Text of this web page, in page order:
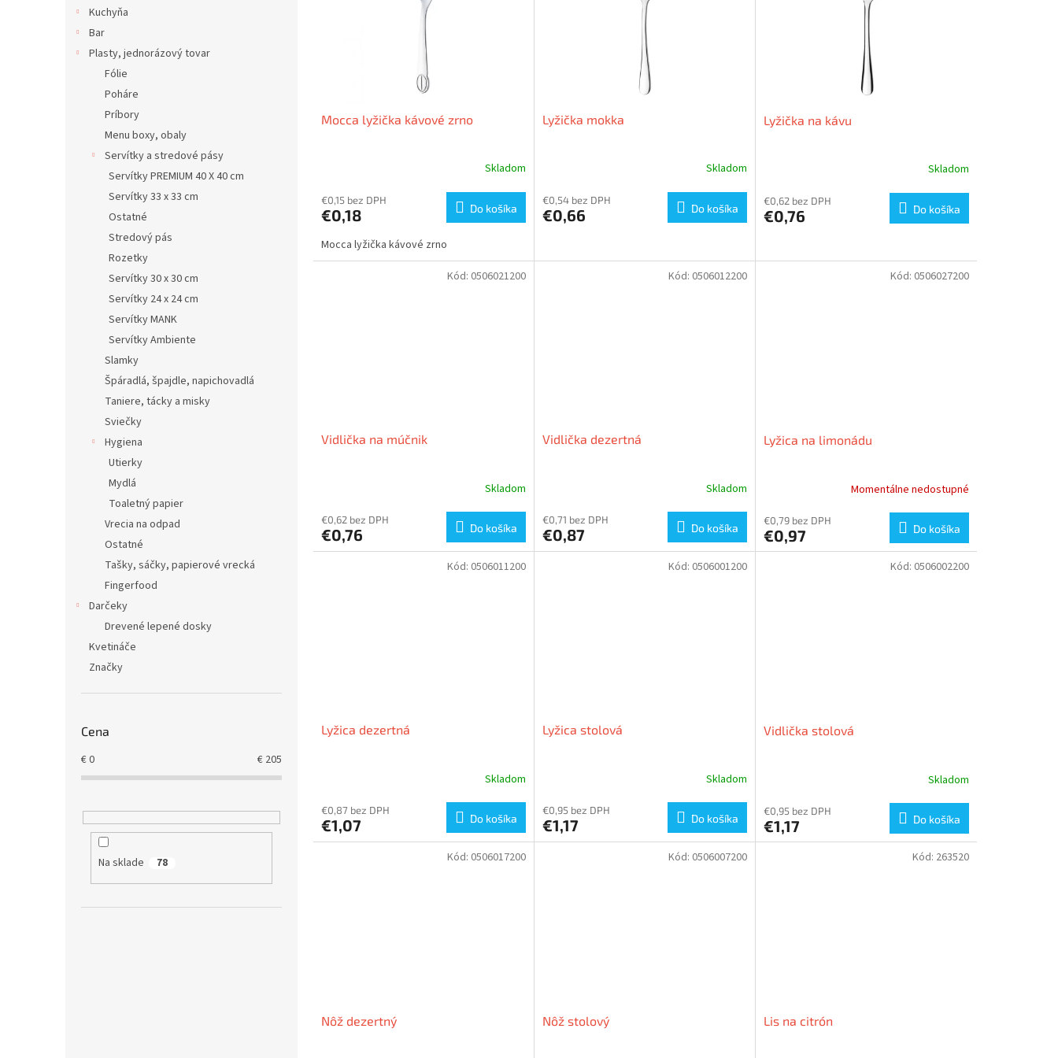
Kuchyňa
Bar
Plasty, jednorázový tovar
Fólie
Poháre
Príbory
Menu boxy, obaly
Servítky a stredové pásy
Servítky PREMIUM 40 X 40 cm
Servítky 33 x 33 cm
Ostatné
Stredový pás
Rozetky
Servítky 30 x 30 cm
Servítky 24 x 24 cm
Servítky MANK
Servítky Ambiente
Slamky
Špáradlá, špajdle, napichovadlá
Taniere, tácky a misky
Sviečky
Hygiena
Utierky
Mydlá
Toaletný papier
Vrecia na odpad
Ostatné
Tašky, sáčky, papierové vrecká
Fingerfood
Darčeky
Drevené lepené dosky
Kvetináče
Značky
Cena
€0 € 205
Na sklade 78
Mocca lyžička kávové zrno
Skladom
€0,15 bez DPH
€0,18 Do košíka
Mocca lyžička kávové zrno
Lyžička mokka
Skladom
€0,54 bez DPH
€0,66 Do košíka
Lyžička na kávu
Skladom
€0,62 bez DPH
€0,76 Do košíka
Vidlička na múčnik
Skladom
€0,62 bez DPH
€0,76 Do košíka
Kód: 0506021200
Vidlička dezertná
Skladom
€0,71 bez DPH
€0,87 Do košíka
Kód: 0506012200
Lyžica na limonádu
Momentálne nedostupné
€0,79 bez DPH
€0,97 Do košíka
Kód: 0506027200
Lyžica dezertná
Skladom
€0,87 bez DPH
€1,07 Do košíka
Kód: 0506011200
Lyžica stolová
Skladom
€0,95 bez DPH
€1,17 Do košíka
Kód: 0506001200
Vidlička stolová
Skladom
€0,95 bez DPH
€1,17 Do košíka
Kód: 0506002200
Nôž dezertný
Kód: 0506017200
Nôž stolový
Kód: 0506007200
Lis na citrón
Kód: 263520